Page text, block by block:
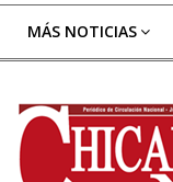
MÁS NOTICIAS